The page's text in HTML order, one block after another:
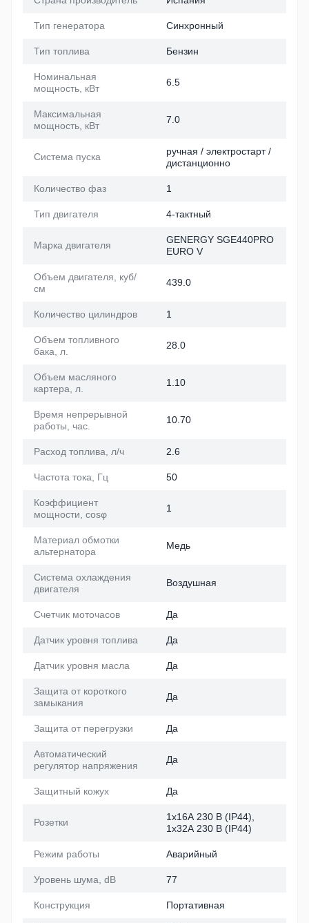
Тип генератора Синхронный
Тип топлива Бензин
Номинальная
мощность, кВт
6.5
Максимальная
мощность, кВт
7.0
Система пуска
ручная / электростарт /
дистанционно
Количество фаз 1
Тип двигателя 4-тактный
Марка двигателя
GENERGY SGE440PRO
EURO V
Объем двигателя, куб/
см
439.0
Количество цилиндров 1
Объем топливного
бака, л.
28.0
Объем масляного
картера, л.
1.10
Время непрерывной
работы, час.
10.70
Расход топлива, л/ч 2.6
Частота тока, Гц 50
Коэффициент
мощности, cosφ
1
Материал обмотки
альтернатора
Медь
Система охлаждения
двигателя
Воздушная
Счетчик моточасов Да
Датчик уровня топлива Да
Датчик уровня масла Да
Защита от короткого
замыкания
Да
Защита от перегрузки Да
Автоматический
регулятор напряжения
Да
Защитный кожух Да
Розетки
1х16А 230 В (IP44),
1х32А 230 В (IP44)
Режим работы Аварийный
Уровень шума, dB 77
Конструкция Портативная